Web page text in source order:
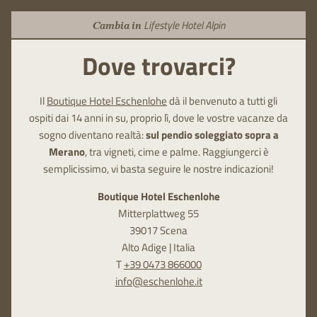
Cambia in Lifestyle Hotel Alpin
Dove trovarci?
IlBoutique Hotel Eschenlohedà il benvenuto a tutti gli
ospiti dai 14 anni in su, proprio lì, dove le vostre vacanze da
sogno diventano realtà:sul pendio soleggiato sopra a
Merano, tra vigneti, cime e palme. Raggiungerci è
semplicissimo, vi basta seguire le nostre indicazioni!
Boutique Hotel Eschenlohe
Mitterplattweg 55
39017 Scena
Alto Adige | Italia
T+39 0473 866000
info@eschenlohe.it